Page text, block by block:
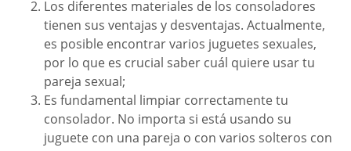
Los diferentes materiales de los consoladores
tienen sus ventajas y desventajas. Actualmente,
es posible encontrar varios juguetes sexuales,
por lo que es crucial saber cuál quiere usar tu
pareja sexual;
Es fundamental limpiar correctamente tu
consolador. No importa si está usando su
juguete con una pareja o con varios solteros con